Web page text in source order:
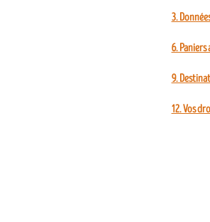
3.
6.
9.
12. Vos